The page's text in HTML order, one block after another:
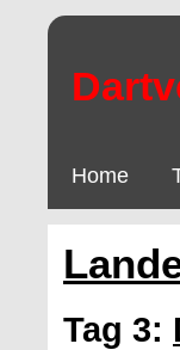
Home
Tag 3: